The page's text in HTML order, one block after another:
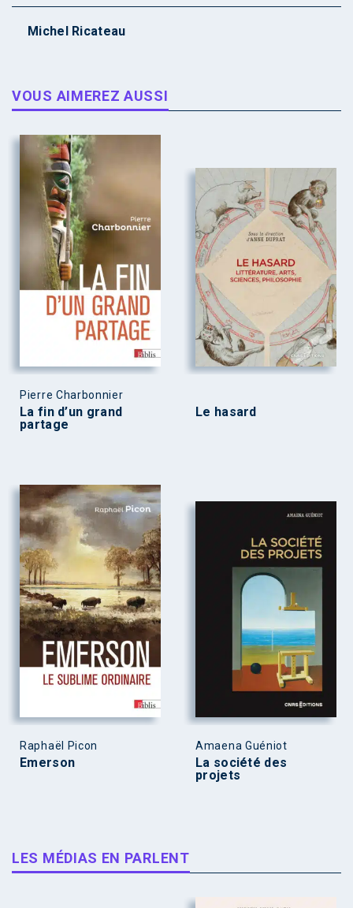
Michel Ricateau
VOUS AIMEREZ AUSSI
Pierre Charbonnier
La fin d’un grand
partage
Le hasard
Raphaël Picon
Emerson
Amaena Guéniot
La société des
projets
LES MÉDIAS EN PARLENT